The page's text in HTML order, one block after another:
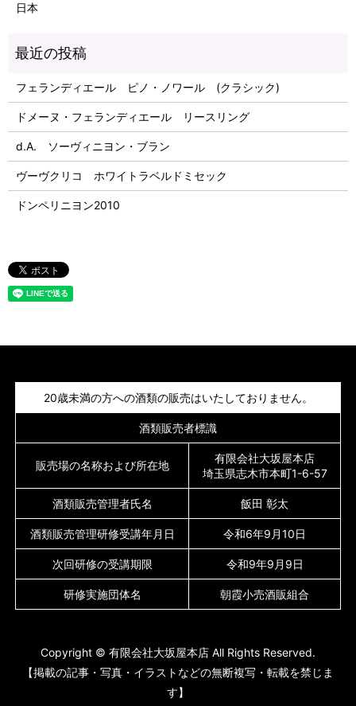
日本
フェランディエール ピノ・ノワール (クラシック)
ドメーヌ・フェランディエール リースリング
d.A. ソーヴィニヨン・ブラン
ヴーヴクリコ ホワイトラベルドミセック
ドンペリニヨン2010
20歳未満の方への酒類の販売はいたしておりません。
酒類販売者標識
販売場の名称および所在地
有限会社大坂屋本店
埼玉県志木市本町1-6-57
酒類販売管理者氏名 飯田 彰太
酒類販売管理研修受講年月日 令和6年9月10日
次回研修の受講期限 令和9年9月9日
研修実施団体名 朝霞小売酒販組合
Copyright © 有限会社大坂屋本店 All Rights Reserved.
【掲載の記事・写真・イラストなどの無断複写・転載を禁じま
す】